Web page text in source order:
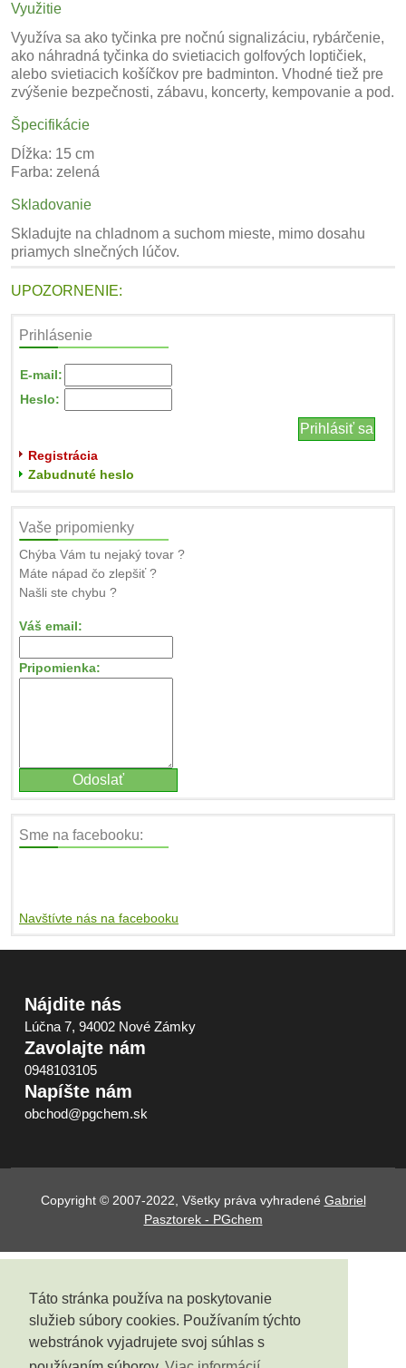
Táto stránka používa na poskytovanie
služieb súbory cookies. Používaním týchto
webstránok vyjadrujete svoj súhlas s
Využitie
Využíva sa ako tyčinka pre nočnú signalizáciu, rybárčenie,
ako náhradná tyčinka do svietiacich golfových loptičiek,
alebo svietiacich košíčkov pre badminton. Vhodné tiež pre
zvýšenie bezpečnosti, zábavu, koncerty, kempovanie a pod.
Špecifikácie
Dĺžka: 15 cm
Farba: zelená
Skladovanie
Skladujte na chladnom a suchom mieste, mimo dosahu
priamych slnečných lúčov.
UPOZORNENIE:
Prihlásenie
E-mail:
Heslo:
Registrácia
Zabudnuté heslo
Vaše pripomienky
Chýba Vám tu nejaký tovar ?
Máte nápad čo zlepšiť ?
Našli ste chybu ?
Váš email:
Pripomienka:
Sme na facebooku:
Navštívte nás na facebooku
Nájdite nás
Lúčna 7, 94002 Nové Zámky
Zavolajte nám
0948103105
Napíšte nám
obchod@pgchem.sk
Copyright © 2007-2022, Všetky práva vyhradené Gabriel
Pasztorek - PGchem